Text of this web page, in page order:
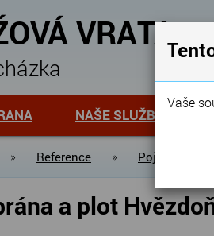
VRATA
NAŠE SLUŽBY
» Reference » Pojezdové
a plot
Vaše